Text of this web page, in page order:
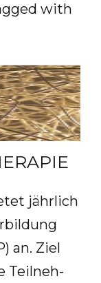
with
jähr­lich
an. Ziel
Teil­neh­